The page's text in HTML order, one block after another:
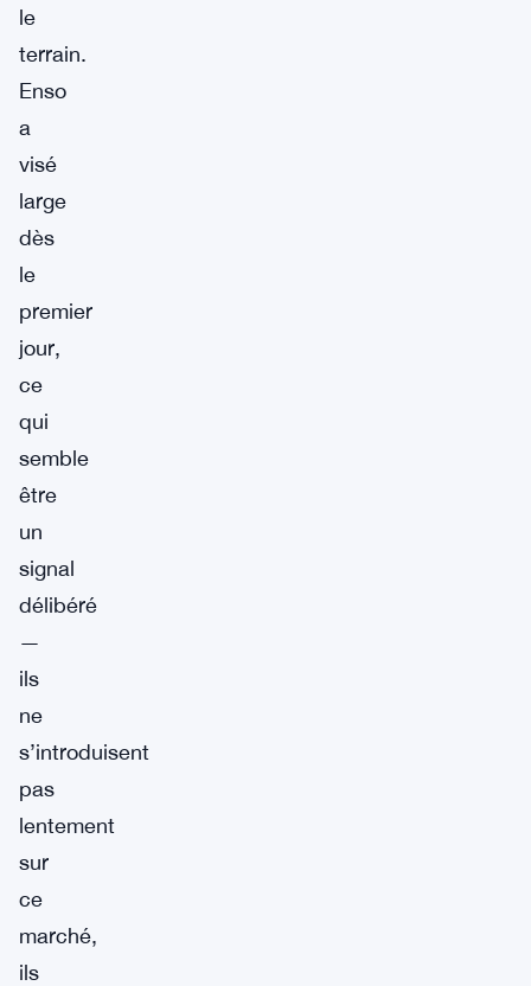
le
terrain.
Enso
a
visé
large
dès
le
premier
jour,
ce
qui
semble
être
un
signal
délibéré
—
ils
ne
s’introduisent
pas
lentement
sur
ce
marché,
ils